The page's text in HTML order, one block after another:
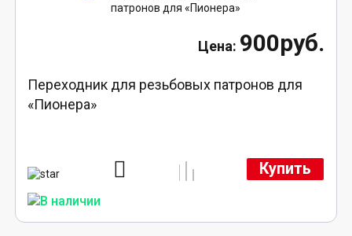
900руб.
Переходник для резьбовых патронов для
«Пионера»
Купить